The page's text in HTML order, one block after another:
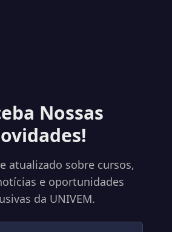
Nossas
atualizado sobre cursos,
e oportunidades
da UNIVEM.